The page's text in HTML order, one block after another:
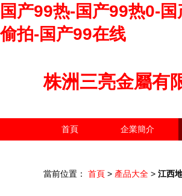
国产99热-国产99热0-
偷拍-国产99在线
株洲三亮金屬有
首頁 企業簡介
當前位置： 首頁 > 產品大全 > 江西